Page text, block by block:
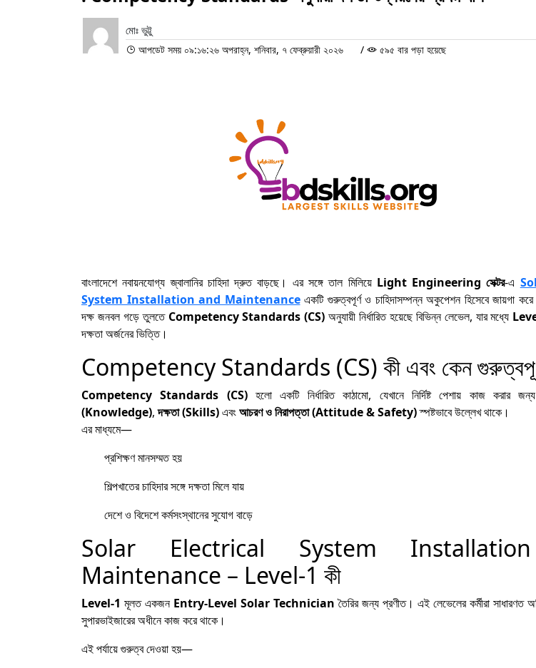
মোঃ ভুট্টু
আপডেট সময় ০৯:১৬:২৬ অপরাহ্ন, শনিবার, ৭ ফেব্রুয়ারী ২০২৬ / ৫৯৫ বার পড়া হয়েছে
বাংলাদেশে নবায়নযোগ্য জ্বালানির চাহিদা দ্রুত বাড়ছে। এর সঙ্গে তাল মিলিয়ে Light Engineering সেক্টর-এ
System Installation and Maintenanceএকটি গুরুত্বপূর্ণ ও চাহিদাসম্পন্ন অকুপেশন হিসেবে জায়গা
দক্ষ জনবল গড়ে তুলতে Competency Standards (CS) অনুযায়ী নির্ধারিত হয়েছে বিভিন্ন লেভেল, যার মধ্যে
দক্ষতা অর্জনের ভিত্তি।
Competency Standards (CS) কী এবং কেন
Competency Standards (CS)হলো একটি নির্ধারিত কাঠামো, যেখানে নির্দিষ্ট পেশায় কাজ করার
(Knowledge),দক্ষতা (Skills)এবংআচরণ ও নিরাপত্তা (Attitude & Safety)স্পষ্টভাবে উল্লেখ থাকে।
এর মাধ্যমে—
প্রশিক্ষণ মানসম্মত হয়
শিল্পখাতের চাহিদার সঙ্গে দক্ষতা মিলে যায়
দেশে ও বিদেশে কর্মসংস্থানের সুযোগ বাড়ে
Solar Electrical System
Maintenance – Level-1 কী
Level-1 মূলত একজন Entry-Level Solar Technicianতৈরির জন্য প্রণীত। এই লেভেলের কর্মীরা সাধারণত
সুপারভাইজারের অধীনে কাজ করে থাকে।
এই পর্যায়ে গুরুত্ব দেওয়া হয়—